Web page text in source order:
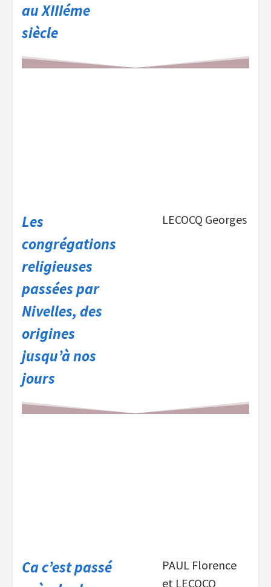
au XIIIéme
siècle
Les
congrégations
religieuses
passées par
Nivelles, des
origines
jusqu’à nos
jours
LECOCQ Georges
Ca c’est passé
PAUL Florence
et LECOCQ